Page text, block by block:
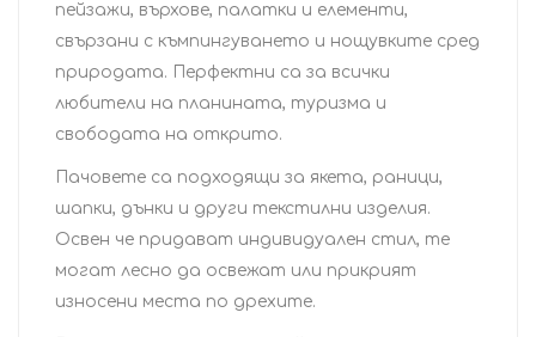
пейзажи, върхове, палатки и елементи,
свързани с къмпингуването и нощувките сред
природата. Перфектни са за всички
любители на планината, туризма и
свободата на открито.
Пачовете са подходящи за якета, раници,
шапки, дънки и други текстилни изделия.
Освен че придават индивидуален стил, те
могат лесно да освежат или прикрият
износени места по дрехите.